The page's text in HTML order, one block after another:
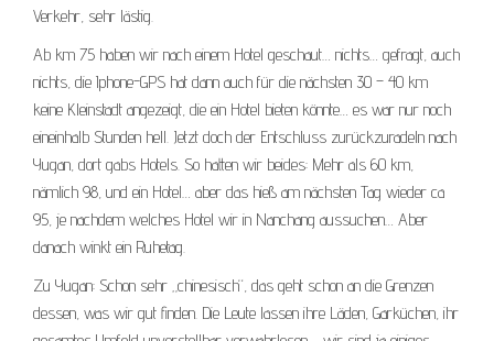
Verkehr, sehr lästig.
Ab km 75 haben wir nach einem Hotel geschaut… nichts… gefragt, auch
nichts, die Iphone-GPS hat dann auch für die nächsten 30 – 40 km
keine Kleinstadt angezeigt, die ein Hotel bieten könnte… es war nur noch
eineinhalb Stunden hell. Jetzt doch der Entschluss zurückzuradeln nach
Yugan, dort gabs Hotels. So hatten wir beides: Mehr als 60 km,
nämlich 98, und ein Hotel… aber das hieß am nächsten Tag wieder ca
95, je nachdem welches Hotel wir in Nanchang aussuchen… Aber
danach winkt ein Ruhetag.
Zu Yugan: Schon sehr „chinesisch“, das geht schon an die Grenzen
dessen, was wir gut finden. Die Leute lassen ihre Läden, Garküchen, ihr